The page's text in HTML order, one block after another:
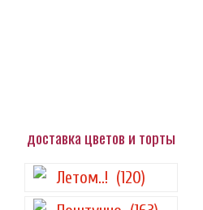
доставка цветов и торты
Летом..! (120)